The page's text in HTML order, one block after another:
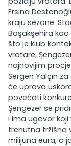
Ersina
kraju sezone.
Başakşehira
što je klub
vratare,
najnovijim
Sergen Yalçın
će uprava
povećati
Şengezer se
i ima ugovor koji
trenutna tržišna
milijuna eura, a